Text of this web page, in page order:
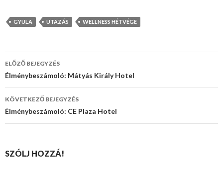
GYULA UTAZÁS WELLNESS HÉTVÉGE
Bejegyzés
navigáció
ELŐZŐ BEJEGYZÉS
Élménybeszámoló: Mátyás Király Hotel
KÖVETKEZŐ BEJEGYZÉS
Élménybeszámoló: CE Plaza Hotel
SZÓLJ HOZZÁ!